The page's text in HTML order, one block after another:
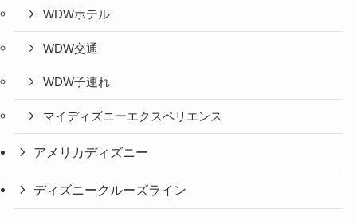
WDWホテル
WDW交通
WDW子連れ
マイディズニーエクスペリエンス
アメリカディズニー
ディズニークルーズライン